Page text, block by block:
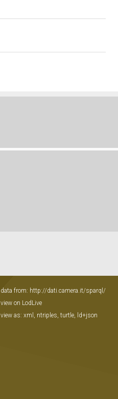
data from: http://dati.camera.it/sparql/
view on LodLive
view as: xml , ntriples, turtle, ld+json